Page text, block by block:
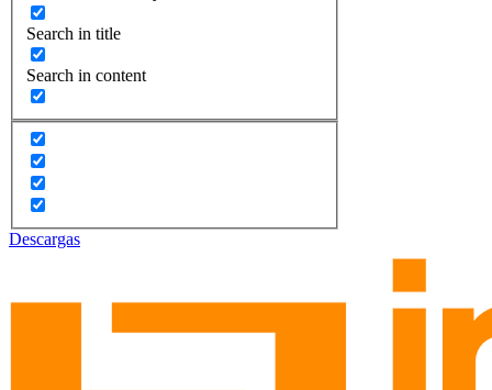
Search in title
Search in content
Descargas